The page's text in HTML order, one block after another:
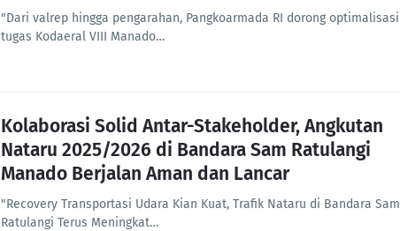
"Dari valrep hingga pengarahan, Pangkoarmada RI dorong optimalisasi
tugas Kodaeral VIII Manado…
Kolaborasi Solid Antar-Stakeholder, Angkutan
Nataru 2025/2026 di Bandara Sam Ratulangi
Manado Berjalan Aman dan Lancar
"Recovery Transportasi Udara Kian Kuat, Trafik Nataru di Bandara Sam
Ratulangi Terus Meningkat…